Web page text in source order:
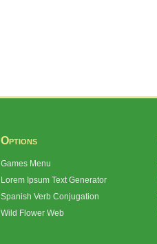
Options
Games Menu
Lorem Ipsum Text Generator
Spanish Verb Conjugation
Wild Flower Web